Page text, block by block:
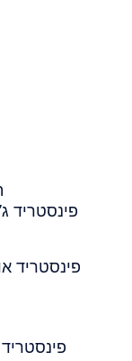
פינסטריד
פינסטריד